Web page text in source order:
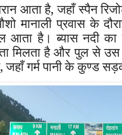
आता है, जहाँ स्पैन
मानाली प्रवास के
आता है। ब्यास नदी
मिलता है और पुल से
जहाँ गर्म पानी के कुण्ड